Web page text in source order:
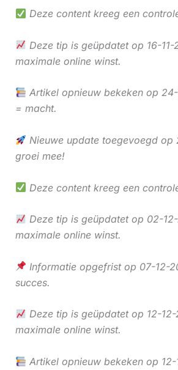
Deze content kreeg een
Deze tip is geüpdatet op 16-
maximale online winst.
Artikel opnieuw bekeken op
= macht.
Nieuwe update toegevoegd op
groei mee!
Deze content kreeg een
Deze tip is geüpdatet op 02-
maximale online winst.
Informatie opgefrist op 07-12-
succes.
Deze tip is geüpdatet op 12-
maximale online winst.
Artikel opnieuw bekeken op